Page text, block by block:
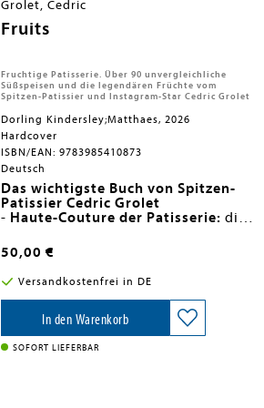
Creami
einfache Schritt-für-Schritt-
Ideen für klassische Eissorten und
kreative Specials
süßer Genuss ohne Reue, ideal für
gesundheitsbewusste
Genießer:innen
Grolet, Cedric
Fruits
Fruchtige Patisserie. Über 90 unvergleichliche
Süßspeisen und die legendären Früchte vom
Spitzen-Patissier und Instagram-Star Cedric Grolet
Dorling Kindersley;Matthaes, 2026
Hardcover
ISBN/EAN: 9783985410873
Deutsch
Das wichtigste Buch von Spitzen-
Patissier Cedric Grolet
- Haute-Couture der Patisserie: die
Cedric Grolet
- Extravagante Desserts,
und täuschend ähnlich geformt zu
glänzenden Frucht-Skulpturen
-Über 90 Rezepte:von Tartes,
Tartelettes und Eclairs bis zu Eis und
Gugelhupf
- Authentische Aromen:
50,00 €
Versandkostenfrei in DE
In den Warenkorb
SOFORT LIEFERBAR